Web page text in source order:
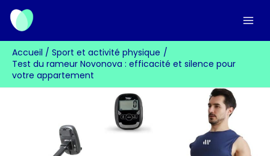
Aller
contenu
Accueil
Sport et activité physique
Test du rameur Novonova : efficacité et silence pour
votre appartement